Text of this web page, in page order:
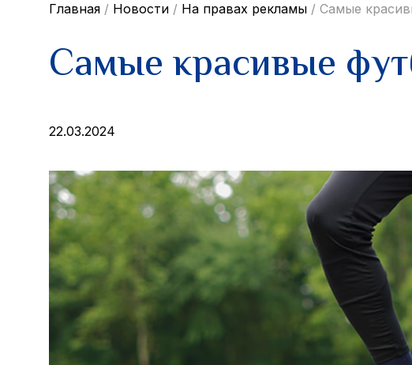
Главная / Новости / На правах рекламы / Cамые
Cамые красивые
22.03.2024